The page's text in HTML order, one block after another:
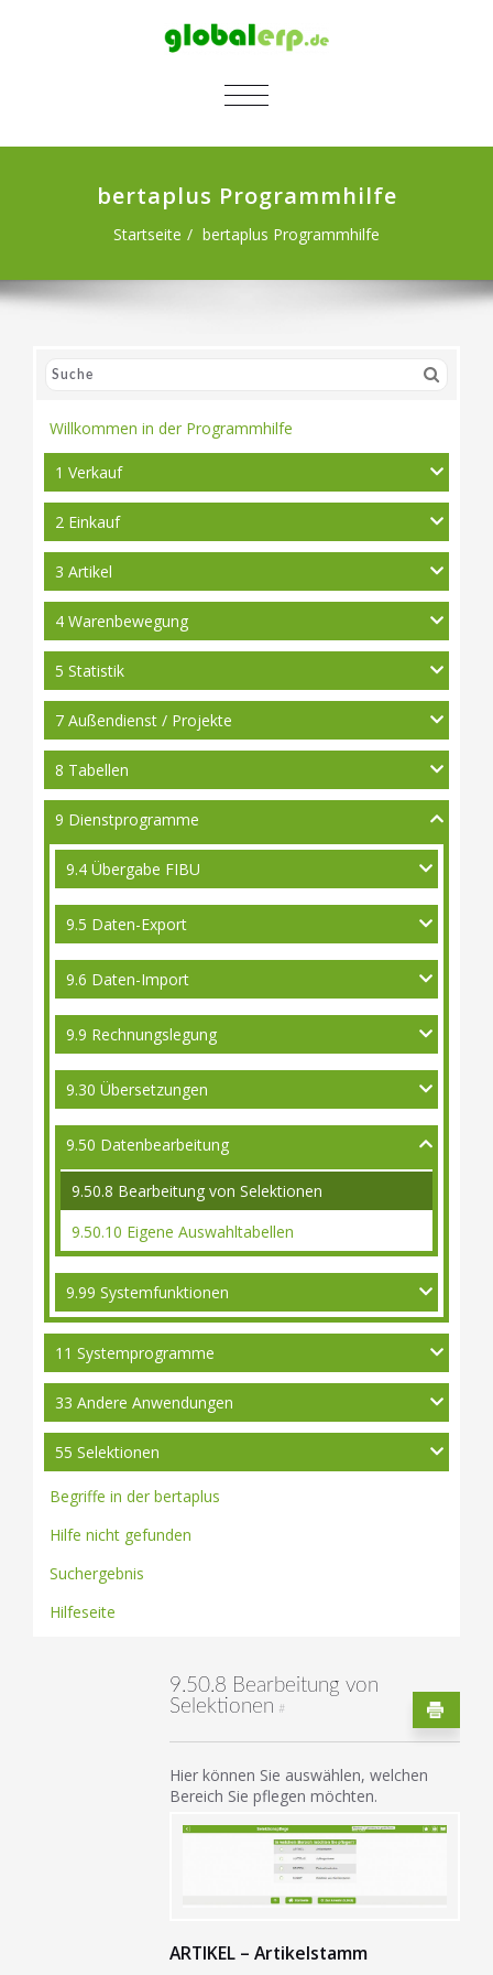
SCHALTE NAVIGATION
bertaplus Programmhilfe
Startseite bertaplus Programmhilfe
Willkommen in der Programmhilfe
1 Verkauf
2 Einkauf
3 Artikel
4 Warenbewegung
5 Statistik
7 Außendienst / Projekte
8 Tabellen
9 Dienstprogramme
9.4 Übergabe FIBU
9.5 Daten-Export
9.6 Daten-Import
9.9 Rechnungslegung
9.30 Übersetzungen
9.50 Datenbearbeitung
9.50.8 Bearbeitung von Selektionen
9.50.10 Eigene Auswahltabellen
9.99 Systemfunktionen
11 Systemprogramme
33 Andere Anwendungen
55 Selektionen
Begriffe in der bertaplus
Hilfe nicht gefunden
Suchergebnis
Hilfeseite
9.50.8 Bearbeitung von
Selektionen #
Hier können Sie auswählen, welchen
Bereich Sie pflegen möchten.
ARTIKEL – Artikelstamm